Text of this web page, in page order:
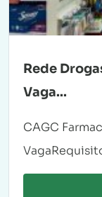
Rede
Vaga...
CAGC